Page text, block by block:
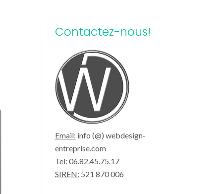
Contactez-nous!
Email: info (@) webdesign-
entreprise.com
Tel: 06.82.45.75.17
SIREN: 521 870 006